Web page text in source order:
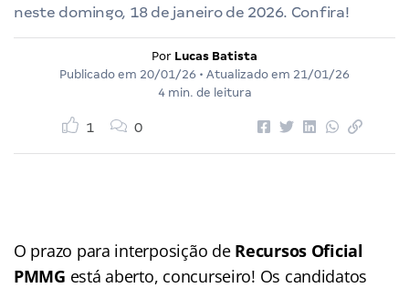
neste domingo, 18 de janeiro de 2026. Confira!
Por Lucas Batista
Publicado em 20/01/26 • Atualizado em 21/01/26
4 min. de leitura
1 0
O prazo para interposição de Recursos Oficial
PMMG está aberto, concurseiro! Os candidatos